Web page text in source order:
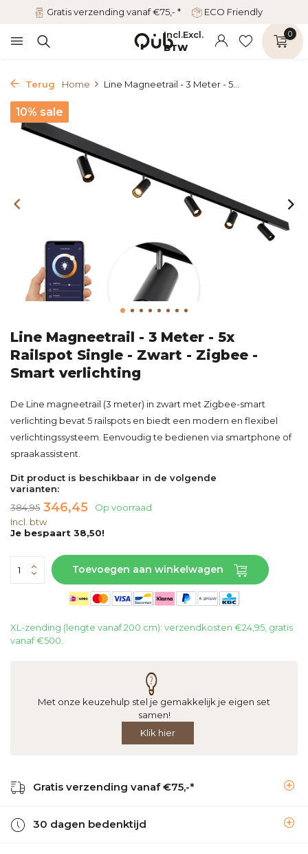
Gratis verzending vanaf €75,- * ECO Friendly
Incl.Excl.
BTW
0
Terug Home Line Magneetrail - 3 Meter - 5...
10% sale
Line Magneetrail - 3 Meter - 5x
Railspot Single - Zwart - Zigbee -
Smart verlichting
De Line magneetrail (3 meter) in zwart met Zigbee-smart
verlichting bevat 5 railspots en biedt een modern en flexibel
verlichtingssysteem. Eenvoudig te bedienen via smartphone of
spraakassistent.
Dit product is beschikbaar in de volgende
varianten:
384,95 346,45
Op voorraad
Incl. btw
Je bespaart 38,50!
Toevoegen aan winkelwagen
XL-zending (lengte vanaf 200 cm): verzendkosten €24,95, gratis
vanaf €500.
Met onze keuzehulp stel je gemakkelijk je eigen set
samen!
Klik hier
Gratis verzending vanaf €75,-*
30 dagen bedenktijd